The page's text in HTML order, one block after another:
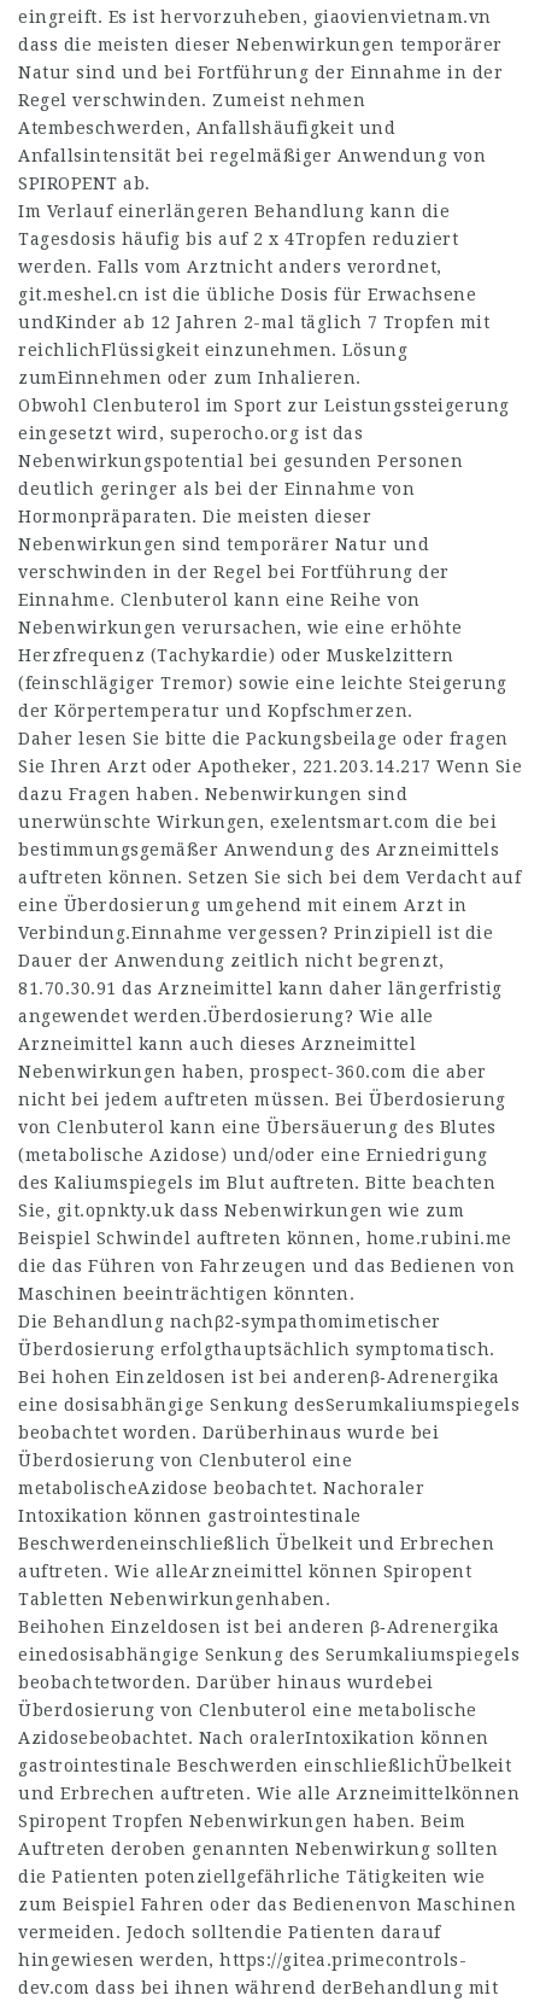
eingreift. Es ist hervorzuheben, giaovienvietnam.vn
dass die meisten dieser Nebenwirkungen temporärer
Natur sind und bei Fortführung der Einnahme in der
Regel verschwinden. Zumeist nehmen
Atembeschwerden, Anfallshäufigkeit und
Anfallsintensität bei regelmäßiger Anwendung von
SPIROPENT ab.
Im Verlauf einerlängeren Behandlung kann die
Tagesdosis häufig bis auf 2 x 4Tropfen reduziert
werden. Falls vom Arztnicht anders verordnet,
git.meshel.cn ist die übliche Dosis für Erwachsene
undKinder ab 12 Jahren 2-mal täglich 7 Tropfen mit
reichlichFlüssigkeit einzunehmen. Lösung
zumEinnehmen oder zum Inhalieren.
Obwohl Clenbuterol im Sport zur Leistungssteigerung
eingesetzt wird, superocho.org ist das
Nebenwirkungspotential bei gesunden Personen
deutlich geringer als bei der Einnahme von
Hormonpräparaten. Die meisten dieser
Nebenwirkungen sind temporärer Natur und
verschwinden in der Regel bei Fortführung der
Einnahme. Clenbuterol kann eine Reihe von
Nebenwirkungen verursachen, wie eine erhöhte
Herzfrequenz (Tachykardie) oder Muskelzittern
(feinschlägiger Tremor) sowie eine leichte Steigerung
der Körpertemperatur und Kopfschmerzen.
Daher lesen Sie bitte die Packungsbeilage oder fragen
Sie Ihren Arzt oder Apotheker, 221.203.14.217 Wenn Sie
dazu Fragen haben. Nebenwirkungen sind
unerwünschte Wirkungen, exelentsmart.com die bei
bestimmungsgemäßer Anwendung des Arzneimittels
auftreten können. Setzen Sie sich bei dem Verdacht auf
eine Überdosierung umgehend mit einem Arzt in
Verbindung.Einnahme vergessen? Prinzipiell ist die
Dauer der Anwendung zeitlich nicht begrenzt,
81.70.30.91 das Arzneimittel kann daher längerfristig
angewendet werden.Überdosierung? Wie alle
Arzneimittel kann auch dieses Arzneimittel
Nebenwirkungen haben, prospect-360.com die aber
nicht bei jedem auftreten müssen. Bei Überdosierung
von Clenbuterol kann eine Übersäuerung des Blutes
(metabolische Azidose) und/oder eine Erniedrigung
des Kaliumspiegels im Blut auftreten. Bitte beachten
Sie, git.opnkty.uk dass Nebenwirkungen wie zum
Beispiel Schwindel auftreten können, home.rubini.me
die das Führen von Fahrzeugen und das Bedienen von
Maschinen beeinträchtigen könnten.
Die Behandlung nachβ2‑sympathomimetischer
Überdosierung erfolgthauptsächlich symptomatisch.
Bei hohen Einzeldosen ist bei anderenβ‑Adrenergika
eine dosisabhängige Senkung desSerumkaliumspiegels
beobachtet worden. Darüberhinaus wurde bei
Überdosierung von Clenbuterol eine
metabolischeAzidose beobachtet. Nachoraler
Intoxikation können gastrointestinale
Beschwerdeneinschließlich Übelkeit und Erbrechen
auftreten. Wie alleArzneimittel können Spiropent
Tabletten Nebenwirkungenhaben.
Beihohen Einzeldosen ist bei anderen β‑Adrenergika
einedosisabhängige Senkung des Serumkaliumspiegels
beobachtetworden. Darüber hinaus wurdebei
Überdosierung von Clenbuterol eine metabolische
Azidosebeobachtet. Nach oralerIntoxikation können
gastrointestinale Beschwerden einschließlichÜbelkeit
und Erbrechen auftreten. Wie alle Arzneimittelkönnen
Spiropent Tropfen Nebenwirkungen haben. Beim
Auftreten deroben genannten Nebenwirkung sollten
die Patienten potenziellgefährliche Tätigkeiten wie
zum Beispiel Fahren oder das Bedienenvon Maschinen
vermeiden. Jedoch solltendie Patienten darauf
hingewiesen werden, https://gitea.primecontrols-
dev.com dass bei ihnen während derBehandlung mit